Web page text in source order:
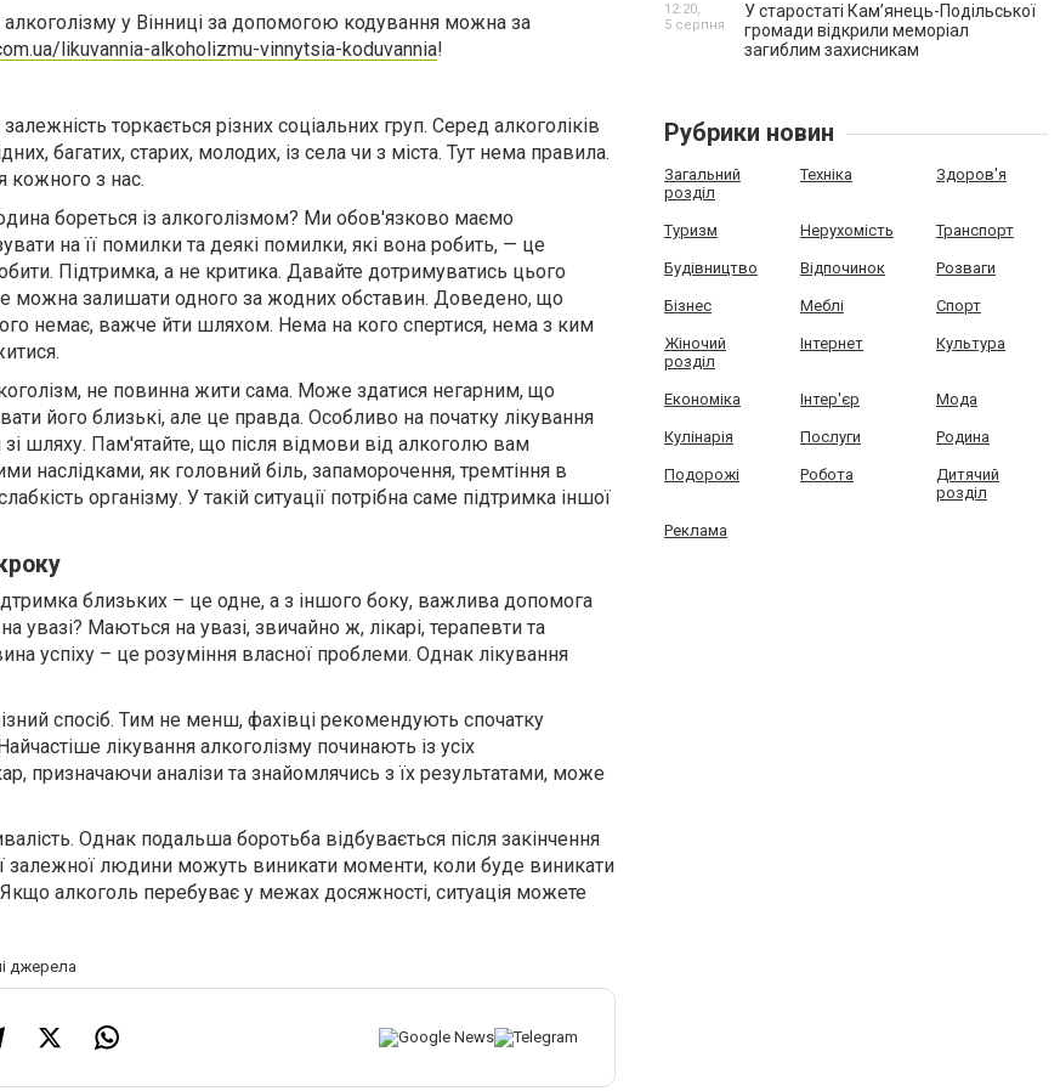
алкоголізму у Вінниці за допомогою кодування можна за
likuvannia-alkoholizmu-vinnytsia-koduvannia!
торкається різних соціальних груп. Серед алкоголіків
багатих, старих, молодих, із села чи з міста. Тут нема правила.
кожного з нас.
бореться із алкоголізмом? Ми обов'язково маємо
на її помилки та деякі помилки, які вона робить, — це
Підтримка, а не критика. Давайте дотримуватись цього
можна залишати одного за жодних обставин. Доведено, що
немає, важче йти шляхом. Нема на кого спертися, нема з ким
не повинна жити сама. Може здатися негарним, що
його близькі, але це правда. Особливо на початку лікування
зі шляху. Пам'ятайте, що після відмови від алкоголю вам
наслідками, як головний біль, запаморочення, тремтіння в
організму. У такій ситуації потрібна саме підтримка іншої
близьких – це одне, а з іншого боку, важлива допомога
увазі? Маються на увазі, звичайно ж, лікарі, терапевти та
успіху – це розуміння власної проблеми. Однак лікування
спосіб. Тим не менш, фахівці рекомендують спочатку
лікування алкоголізму починають із усіх
призначаючи аналізи та знайомлячись з їх результатами, може
Однак подальша боротьба відбувається після закінчення
залежної людини можуть виникати моменти, коли буде виникати
алкоголь перебуває у межах досяжності, ситуація можете
джерела
У старостаті Кам’янець-Подільської
громади відкрили меморіал
загиблим захисникам
12:20,
5 серпня
Рубрики новин
Загальний
розділ
Техніка Здоров'я
Туризм Нерухомість Транспорт
Будівництво Відпочинок Розваги
Бізнес Меблі Спорт
Жіночий
розділ
Інтернет Культура
Економіка Інтер'єр Мода
Кулінарія Послуги Родина
Подорожі Робота
Дитячий
розділ
Реклама